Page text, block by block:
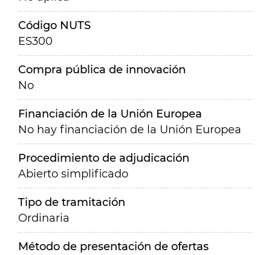
Código NUTS
ES300
Compra pública de innovación
No
Financiación de la Unión Europea
No hay financiación de la Unión Europea
Procedimiento de adjudicación
Abierto simplificado
Tipo de tramitación
Ordinaria
Método de presentación de ofertas